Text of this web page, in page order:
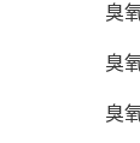
臭
臭
臭